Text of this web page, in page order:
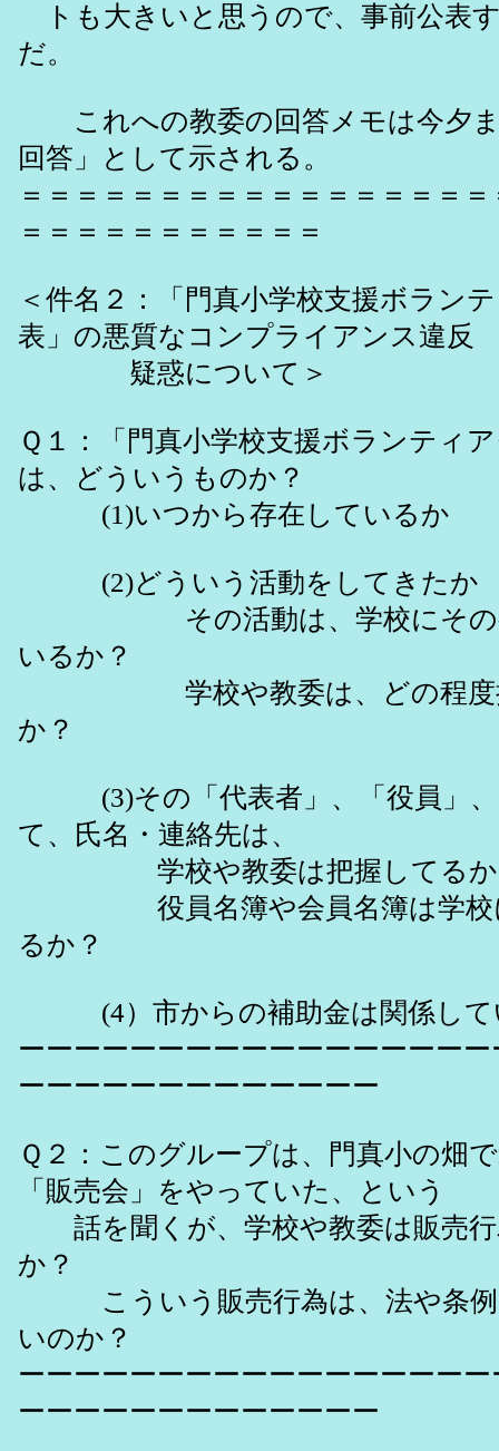
トも大きいと思うので、事前公表
だ。
これへの教委の回答メモは今夕ま
回答」として示される。
＝＝＝＝＝＝＝＝＝＝＝＝＝＝＝＝
＝＝＝＝＝＝＝＝＝＝＝
＜件名２：「門真小学校支援ボラン
表」の悪質なコンプライアンス違反
疑惑について＞
Ｑ１：「門真小学校支援ボランティ
は、どういうものか？
(1)いつから存在しているか
(2)どういう活動をしてきたか
その活動は、学校にその都
いるか？
学校や教委は、どの程度把
か？
(3)その「代表者」、「役員」、
て、氏名・連絡先は、
学校や教委は把握してる
役員名簿や会員名簿は学校に
るか？
(4）市からの補助金は関係して
ーーーーーーーーーーーーーーーー
ーーーーーーーーーーーーー
Ｑ２：このグループは、門真小の畑
「販売会」をやっていた、という
話を聞くが、学校や教委は販売行
か？
こういう販売行為は、法や条例
いのか？
ーーーーーーーーーーーーーーーー
ーーーーーーーーーーーーー